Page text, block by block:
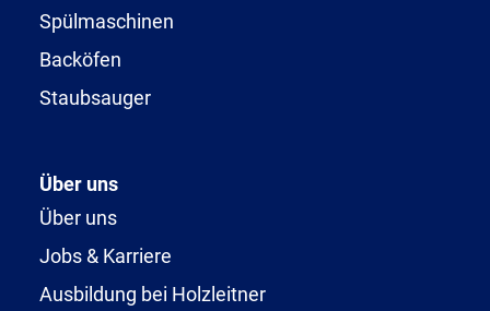
Spülmaschinen
Backöfen
Staubsauger
Über uns
Über uns
Jobs & Karriere
Ausbildung bei Holzleitner